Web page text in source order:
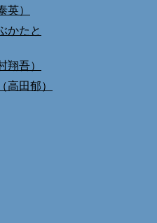
英）
かたと
翔吾）
田郁）